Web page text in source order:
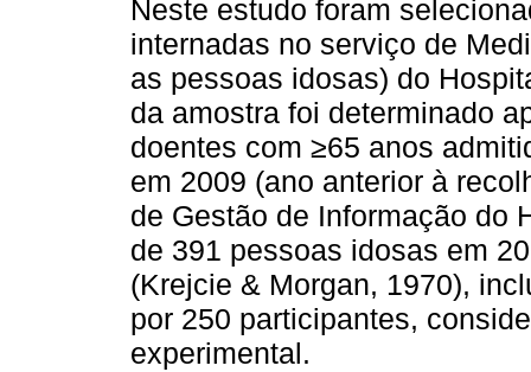
Neste estudo foram
internadas no serviço de
as pessoas idosas) do
da amostra foi determinado
doentes com ≥65 anos
em 2009 (ano anterior à
de Gestão de Informação do
de 391 pessoas idosas em
(Krejcie & Morgan, 1970),
por 250 participantes,
experimental.